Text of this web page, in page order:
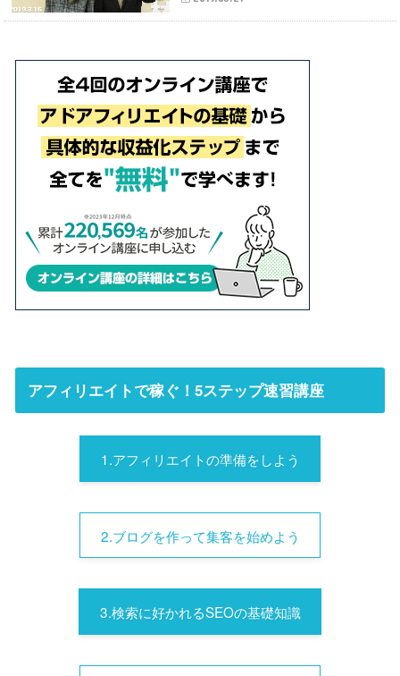
アフィリエイトで稼ぐ！5ステップ速習講座
1.アフィリエイトの準備をしよう
2.ブログを作って集客を始めよう
3.検索に好かれるSEOの基礎知識